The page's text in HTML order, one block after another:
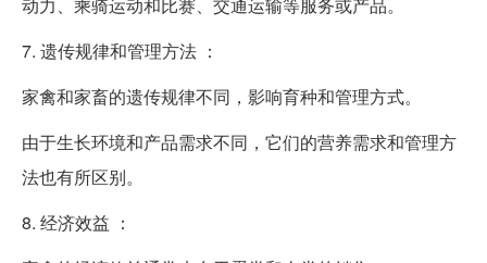
7. 遗传规律和管理方法 ：
家禽和家畜的遗传规律不同，影响育种和管理方式。
由于生长环境和产品需求不同，它们的营养需求和管理方
法也有所区别。
8. 经济效益 ：